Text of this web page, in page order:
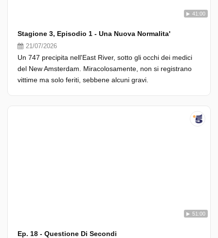
41:00
Stagione 3, Episodio 1 - Una Nuova Normalita'
21/07/2026
Un 747 precipita nell'East River, sotto gli occhi dei medici
del New Amsterdam. Miracolosamente, non si registrano
vittime ma solo feriti, sebbene alcuni gravi.
51:00
Ep. 18 - Questione Di Secondi